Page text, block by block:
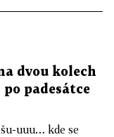
dvou kolech
padesátce
uuu… kde se